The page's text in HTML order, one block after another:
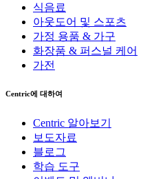
식음료
아웃도어 및 스포츠
가정 용품 & 가구
화장품 & 퍼스널 케어
가전
Centric에 대하여
Centric 알아보기
보도자료
블로그
학습 도구